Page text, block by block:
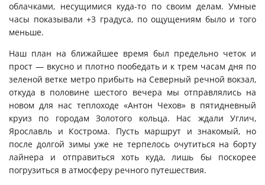
облачками, несущимися куда-то по своим делам. Умные
часы показывали +3 градуса, по ощущениям было и того
меньше.
Наш план на ближайшее время был предельно четок и
прост — вкусно и плотно пообедать и к трем часам дня по
зеленой ветке метро прибыть на Северный речной вокзал,
откуда в половине шестого вечера мы отправлялись на
новом для нас теплоходе «Антон Чехов» в пятидневный
круиз по городам Золотого кольца. Нас ждали Углич,
Ярославль и Кострома. Пусть маршрут и знакомый, но
после долгой зимы уже не терпелось очутиться на борту
лайнера и отправиться хоть куда, лишь бы поскорее
погрузиться в атмосферу речного путешествия.